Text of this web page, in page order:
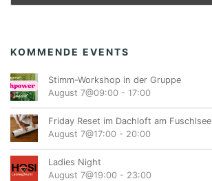
KOMMENDE EVENTS
Stimm-Workshop in der Gruppe
August 7@09:00 - 17:00
Friday Reset im Dachloft am Fuschlsee
August 7@17:00 - 20:00
Ladies Night
August 7@19:00 - 23:00